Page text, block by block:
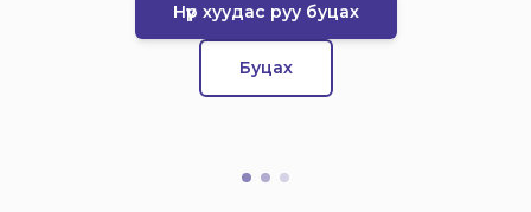
Нүүр хуудас руу буцах
Буцах